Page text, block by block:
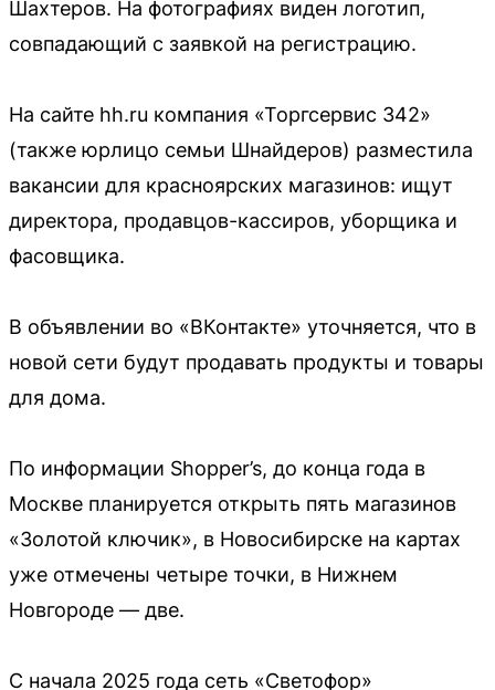
Шахтеров. На фотографиях виден логотип,
совпадающий с заявкой на регистрацию.
На сайте hh.ru компания «Торгсервис 342»
(также юрлицо семьи Шнайдеров) разместила
вакансии для красноярских магазинов: ищут
директора, продавцов-кассиров, уборщика и
фасовщика.
В объявлении во «ВКонтакте» уточняется, что в
новой сети будут продавать продукты и товары
для дома.
По информации Shopper’s, до конца года в
Москве планируется открыть пять магазинов
«Золотой ключик», в Новосибирске на картах
уже отмечены четыре точки, в Нижнем
Новгороде — две.
С начала 2025 года сеть «Светофор»